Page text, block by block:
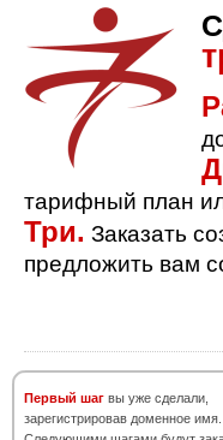
тарифный план
Три. Заказать
предложить вам
Первый шаг вы уже сделали,
зарегистрировав доменное имя.